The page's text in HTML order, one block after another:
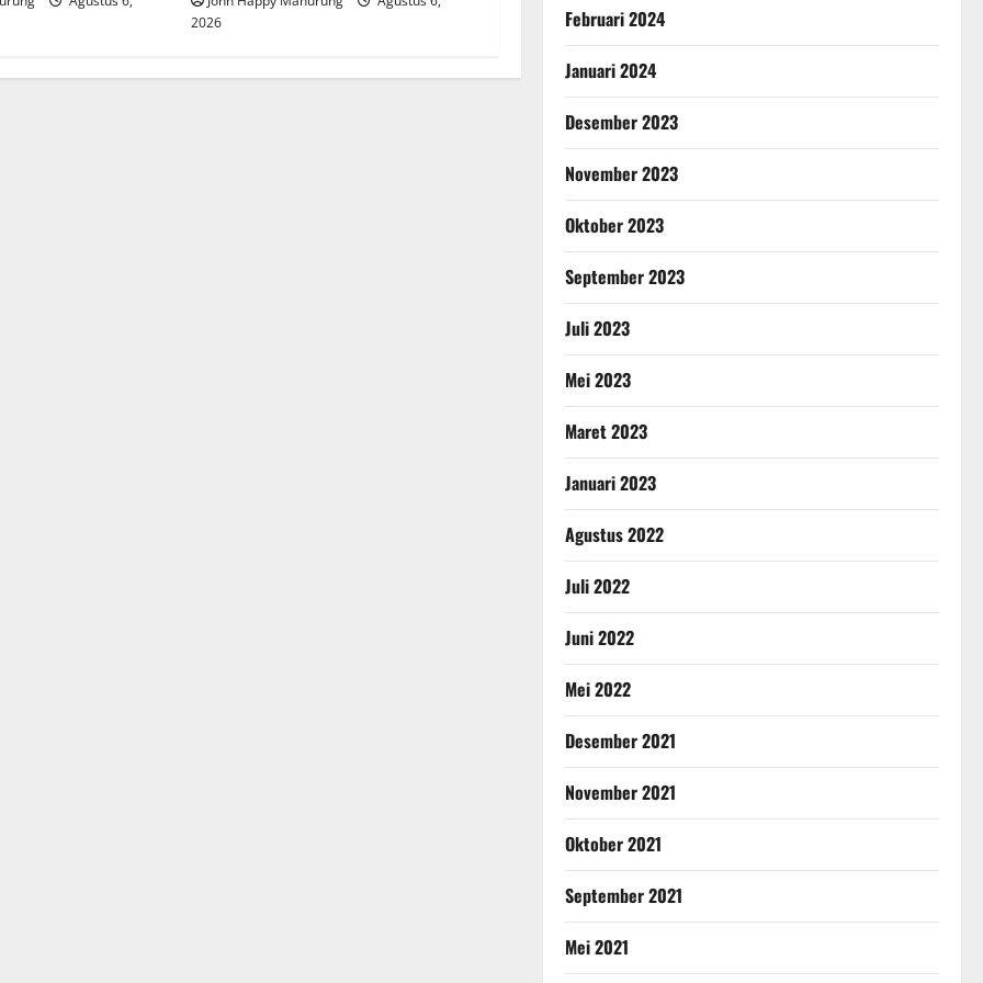
2026
Februari 2024
Januari 2024
Desember 2023
November 2023
Oktober 2023
September 2023
Juli 2023
Mei 2023
Maret 2023
Januari 2023
Agustus 2022
Juli 2022
Juni 2022
Mei 2022
Desember 2021
November 2021
Oktober 2021
September 2021
Mei 2021